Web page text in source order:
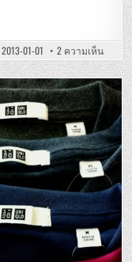
2013-01-01 2 ความเห็นบน
UNIQLO
–
DRY
EX
CREW
NECK
LONG
SLEEVE
T-
SHIRT
–
เสื้อ
ยืด
ออก
กำลัง
กาย
ยู
นิ
โคล่
ผ้า
แห้ง
เร็ว